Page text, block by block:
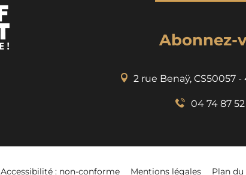
Abonnez-
2 rue Benaÿ, CS50057 -
04 74 87
Accessibilité : non-conforme Mentions légales Plan du